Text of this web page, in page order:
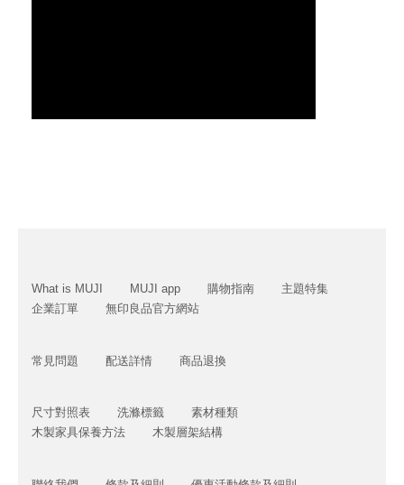
What is MUJI MUJI app 購物指南
主題特集
企業訂單
無印良品官方網站
常見問題 配送詳情 商品退換
尺寸對照表 洗滌標籤
素材種類
木製家具保養方法
木製層架結構